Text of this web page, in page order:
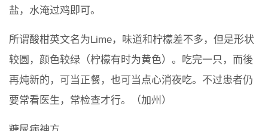
盐，水淹过鸡即可。
所谓酸柑英文名为Lime，味道和柠檬差不多，但是形状
较圆，颜色较绿（柠檬有时为黄色）。吃完一只，而後
再炖新的，可当正餐，也可当点心消夜吃。不过患者仍
要常看医生，常检查才行。（加州）